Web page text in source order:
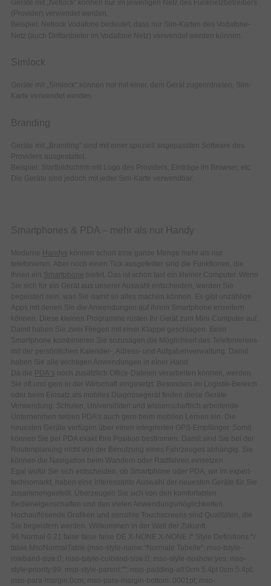
Geräte mit „Netlock“ können nur im jeweiligen Netz des Funknetzbetreibers
(Provider) verwendet werden.
Beispiel: Netlock Vodafone bedeutet, dass nur Sim-Karten des Vodafone-
Netz (auch Drittanbieter im Vodafone Netz) verwendet werden können.
Simlock
Geräte mit „Simlock“ können nur mit einer, dem Gerät zugeordneten, Sim-
Karte verwendet werden.
Branding
Geräte mit „Branding“ sind mit einer speziell angepassten Software des
Providers ausgestattet.
Beispiel: Startbildschirm mit Logo des Providers, Einträge im Browser, etc.
Die Geräte sind jedoch mit jeder Sim-Karte verwendbar.
Smartphones & PDA – mehr als nur Handy
Moderne Handys können schon eine ganze Menge mehr als nur
telefonieren. Aber noch einen Tick ausgefeilter sind die Funktionen, die
Ihnen ein Smartphone bietet. Das ist schon fast ein kleiner Computer. Wenn
Sie sich für ein Gerät aus unserer Auswahl entscheiden, werden Sie
begeistert sein, was Sie damit so alles machen können. Es gibt unzählige
Apps mit denen Sie die Anwendungen auf ihrem Smartphone erweitern
können. Diese kleinen Programme rüsten Ihr Gerät zum Mini-Computer auf.
Damit haben Sie zwei Fliegen mit einer Klappe geschlagen. Beim
Smartphone kombinieren Sie sozusagen die Möglichkeit des Telefonierens
mit der persönlichen Kalender-, Adress- und Aufgabenverwaltung. Damit
haben Sie alle wichtigen Anwendungen in einer Hand.
Da die
PDA‘s noch zusätzlich Office-Dateien verarbeiten können, werden
Sie oft und gern in der Wirtschaft eingesetzt. Besonders im Logistik-Bereich
oder beim Einsatz als mobiles Diagnosegerät finden diese Geräte
Verwendung. Schulen, Universitäten und wissenschaftlich arbeitende
Unternehmen setzen PDA’s auch gern beim mobilen Lernen ein. Die
neuesten Geräte verfügen über einen integrierten GPS-Empfänger. Somit
können Sie per PDA exakt Ihre Position bestimmen. Damit sind Sie bei der
Routenplanung nicht von der Benutzung eines Fahrzeuges abhängig. Sie
können die Navigation beim Wandern oder Radfahren einsetzen.
Egal wofür Sie sich entscheiden, ob Smartphone oder PDA, wir im expert-
technomarkt, haben eine interessante Auswahl der neuesten Geräte für Sie
zusammengestellt. Überzeugen Sie sich von den komfortablen
Bedieneigenschaften und den vielen Anwendungsmöglichkeiten.
Hochauflösende Grafiken und sensible Touchscreens sind Qualitäten, die
Sie begeistern werden. Willkommen in der Welt der Zukunft.
96 Normal 0 21 false false false DE X-NONE X-NONE /* Style Definitions */
table.MsoNormalTable {mso-style-name:"Normale Tabelle"; mso-tstyle-
rowband-size:0; mso-tstyle-colband-size:0; mso-style-noshow:yes; mso-
style-priority:99; mso-style-parent:""; mso-padding-alt:0cm 5.4pt 0cm 5.4pt;
mso-para-margin:0cm; mso-para-margin-bottom:.0001pt; mso-